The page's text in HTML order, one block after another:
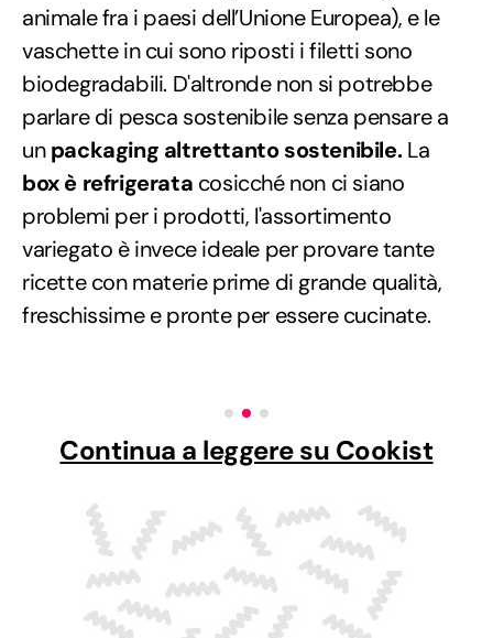
animale fra i paesi dell’Unione Europea), e le
vaschette in cui sono riposti i filetti sono
biodegradabili. D'altronde non si potrebbe
parlare di pesca sostenibile senza pensare a
unpackaging altrettanto sostenibile.La
box è refrigerata cosicché non ci siano
problemi per i prodotti, l'assortimento
variegato è invece ideale per provare tante
ricette con materie prime di grande qualità,
freschissime e pronte per essere cucinate.
Continua a leggere su Cookist